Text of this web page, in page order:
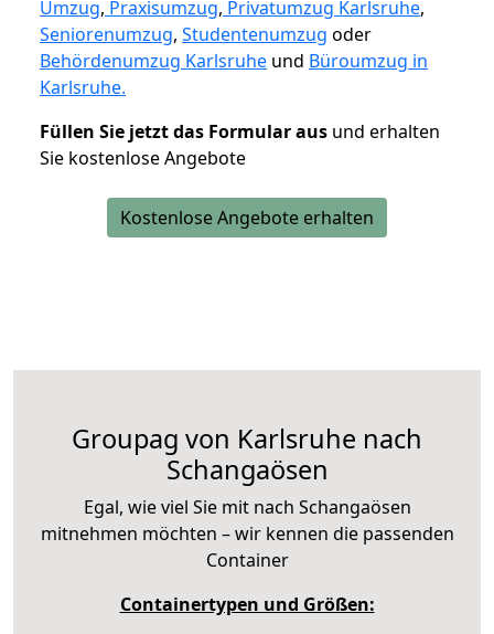
Umzug, Praxisumzug, Privatumzug Karlsruhe,
Seniorenumzug, Studentenumzug oder
Behördenumzug Karlsruhe und Büroumzug in
Karlsruhe.
Füllen Sie jetzt das Formular aus und erhalten
Sie kostenlose Angebote
Kostenlose Angebote erhalten
Groupag von Karlsruhe nach
Schangaösen
Egal, wie viel Sie mit nach Schangaösen
mitnehmen möchten – wir kennen die passenden
Container
Containertypen und Größen: